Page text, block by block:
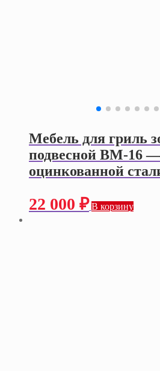
Мебель для гриль
подвесной ВМ-16
оцинкованной
22 000 ₽ В корзину